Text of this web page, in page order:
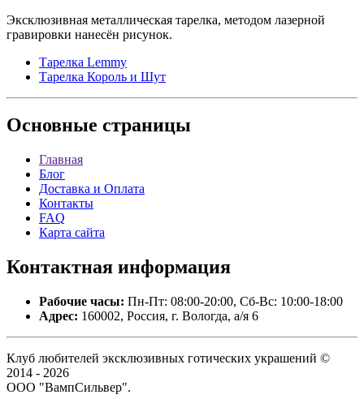
Эксклюзивная металлическая тарелка, методом лазерной
гравировки нанесён рисунок.
Тарелка Lemmy
Тарелка Король и Шут
Основные страницы
Главная
Блог
Доставка и Оплата
Контакты
FAQ
Карта сайта
Контактная информация
Рабочие часы: Пн-Пт: 08:00-20:00, Сб-Вс: 10:00-18:00
Адрес: 160002, Россия, г. Вологда, а/я 6
Клуб любителей эксклюзивных готических украшений ©
2014 - 2026
ООО "ВампСильвер".